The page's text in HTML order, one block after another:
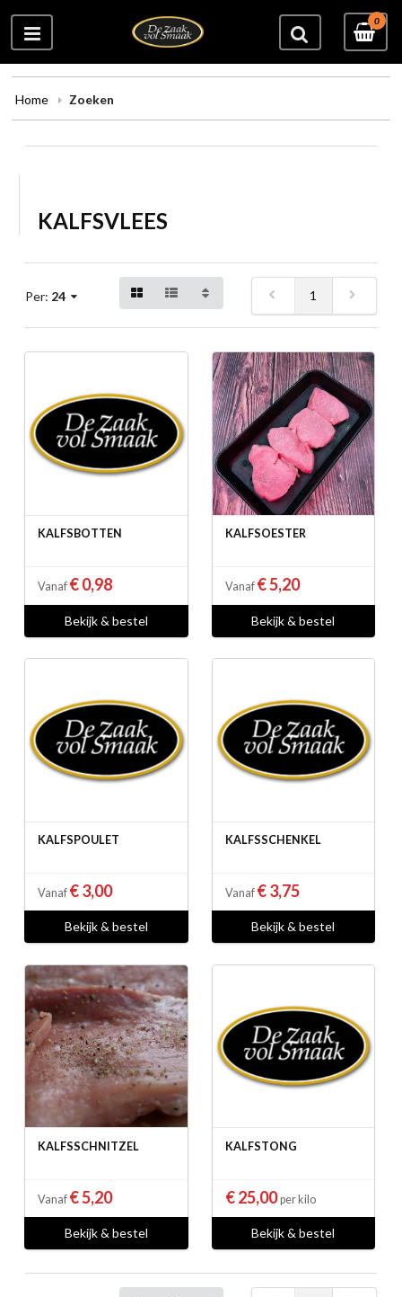
0
Home Zoeken
KALFSVLEES
Per: 24 1
KALFSBOTTEN
Vanaf € 0,98
Bekijk & bestel
KALFSOESTER
Vanaf € 5,20
Bekijk & bestel
KALFSPOULET
Vanaf € 3,00
Bekijk & bestel
KALFSSCHENKEL
Vanaf € 3,75
Bekijk & bestel
KALFSSCHNITZEL
Vanaf € 5,20
Bekijk & bestel
KALFSTONG
€ 25,00per kilo
Bekijk & bestel